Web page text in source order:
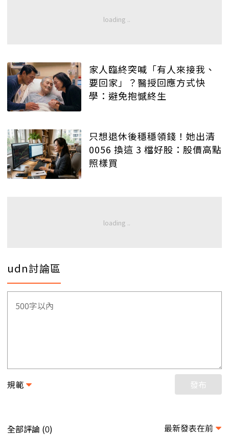
家人臨終突喊「有人來接我、
要回家」？醫授回應方式快
學：避免抱憾終生
只想退休後穩穩領錢！她出清
0056 換這 3 檔好股：股價高點
照樣買
udn討論區
規範 發布
全部評論 (0) 最新發表在前